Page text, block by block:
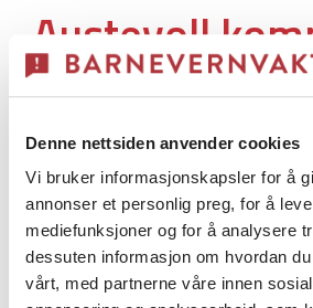
Denne nettsiden anvender cookies
Vi bruker informasjonskapsler for å
annonser et personlig preg, for å
mediefunksjoner og for å analysere
dessuten informasjon om hvordan
vårt, med partnerne våre innen
Austevoll
Austevoll kommune
akuttberedskap.
Barnevernsvakt